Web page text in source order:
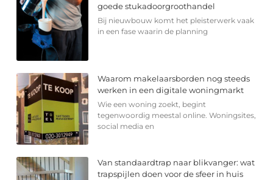
goede stukadoorgroothandel
Bij nieuwbouw komt het pleisterwerk vaak
in een fase waarin de planning
Waarom makelaarsborden nog steeds
werken in een digitale woningmarkt
Wie een woning zoekt, begint
tegenwoordig meestal online. Woningsites,
social media en
Van standaardtrap naar blikvanger: wat
trapspijlen doen voor de sfeer in huis